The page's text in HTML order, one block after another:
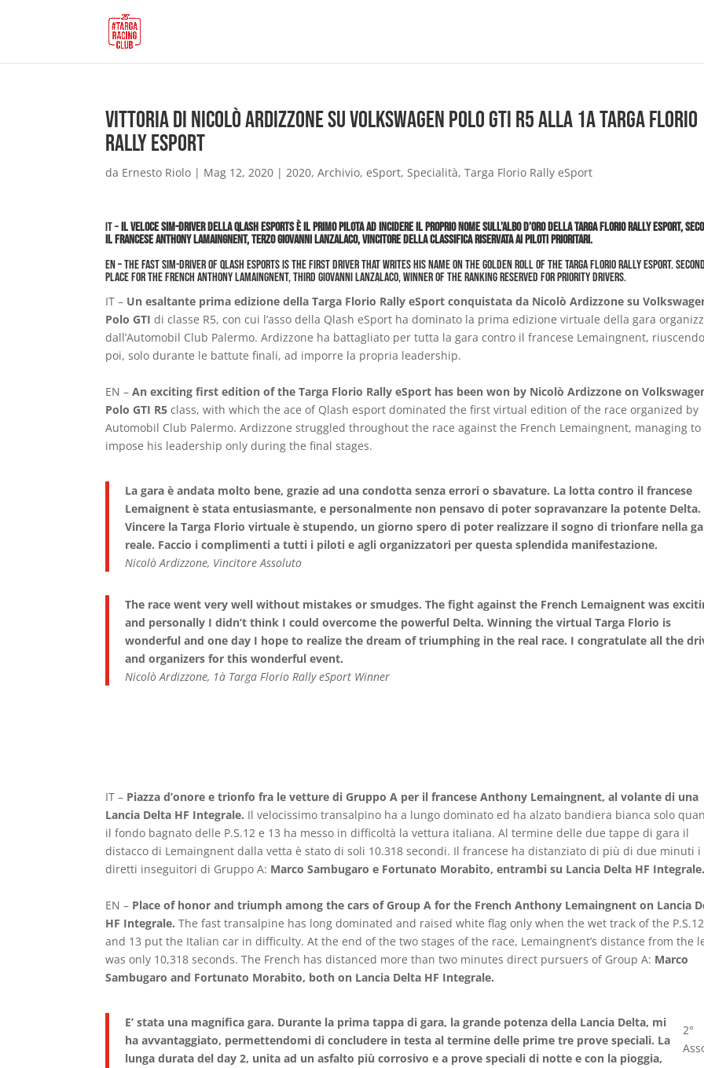
Vittoria di Nicolò Ardizzone su Volkswagen Polo GTI R5 alla 1a Targa Florio
Rally eSport
da Ernesto Riolo | Mag 12, 2020 |2020,Archivio,eSport,Specialità,Targa Florio Rally eSport
IT –Il veloce Sim-Driver della Qlash eSports è il primo pilota ad incidere il proprio nome sull’albo d’oro della Targa Florio Rally eSport,
il francese Anthony Lamaingnent, terzo Giovanni Lanzalaco, vincitore della classifica riservata ai piloti prioritari.
EN – The fast Sim-Driver of Qlash eSports is the first driver that writes his name on the golden roll of the Targa Florio Rally eSport. Second
place for the French Anthony Lamaingnent, third Giovanni Lanzalaco, winner of the ranking reserved for priority drivers.
IT – Un esaltante prima edizione della Targa Florio Rally eSport conquistata da Nicolò Ardizzone su
Polo GTI di classe R5, con cui l’asso della Qlash eSport ha dominato la prima edizione virtuale della gara
dall’Automobil Club Palermo. Ardizzone ha battagliato per tutta la gara contro il francese Lemaingnent, riuscendo
poi, solo durante le battute finali, ad imporre la propria leadership.
EN –An exciting first edition of the Targa Florio Rally eSport has been won by Nicolò Ardizzone on
Polo GTI R5class, with which the ace of Qlash esport dominated the first virtual edition of the race organized by
Automobil Club Palermo. Ardizzone struggled throughout the race against the French Lemaingnent, managing to
impose his leadership only during the final stages.
La gara è andata molto bene, grazie ad una condotta senza errori o sbavature. La lotta contro il francese
Lemaignent è stata entusiasmante, e personalmente non pensavo di poter sopravanzare la potente Delta.
Vincere la Targa Florio virtuale è stupendo, un giorno spero di poter realizzare il sogno di trionfare nella
reale. Faccio i complimenti a tutti i piloti e agli organizzatori per questa splendida manifestazione.
Nicolò Ardizzone, Vincitore Assoluto
The race went very well without mistakes or smudges. The fight against the French Lemaignent was
and personally I didn’t think I could overcome the powerful Delta. Winning the virtual Targa Florio is
wonderful and one day I hope to realize the dream of triumphing in the real race. I congratulate all the
and organizers for this wonderful event.
Nicolò Ardizzone, 1à Targa Florio Rally eSport Winner
IT – Piazza d’onore e trionfo fra le vetture di Gruppo A per il francese Anthony Lemaingnent, al volante di una
Lancia Delta HF Integrale. Il velocissimo transalpino ha a lungo dominato ed ha alzato bandiera bianca solo
il fondo bagnato delle P.S.12 e 13 ha messo in difficoltà la vettura italiana. Al termine delle due tappe di gara il
distacco di Lemaingnent dalla vetta è stato di soli 10.318 secondi. Il francese ha distanziato di più di due minuti i
diretti inseguitori di Gruppo A: Marco Sambugaro e Fortunato Morabito, entrambi su Lancia Delta HF Integrale.
EN – Place of honor and triumph among the cars of Group A for the French Anthony Lemaingnent on Lancia
HF Integrale. The fast transalpine has long dominated and raised white flag only when the wet track of the P.S.12
and 13 put the Italian car in difficulty. At the end of the two stages of the race, Lemaingnent’s distance from the
was only 10,318 seconds. The French has distanced more than two minutes direct pursuers of Group A: Marco
Sambugaro and Fortunato Morabito, both on Lancia Delta HF Integrale.
2°
E’ stata una magnifica gara. Durante la prima tappa di gara, la grande potenza della Lancia Delta, mi
ha avvantaggiato, permettendomi di concludere in testa al termine delle prime tre prove speciali. La
lunga durata del day 2, unita ad un asfalto più corrosivo e a prove speciali di notte e con la pioggia,